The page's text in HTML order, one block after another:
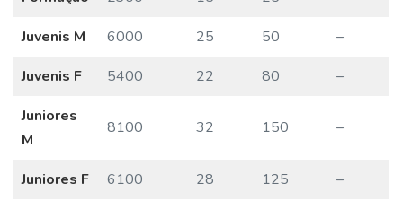
Juvenis M
6000 25 50
–
Juvenis F
5400 22 80
–
Juniores
M
8100 32 150 –
Juniores F 6100 28 125 –